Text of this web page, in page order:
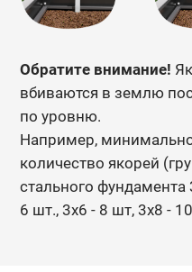
Обратите внимание!
вбиваются в землю
по уровню.
Например,
количество якорей
стального фундамента
6 шт., 3х6 - 8 шт, 3х8 -